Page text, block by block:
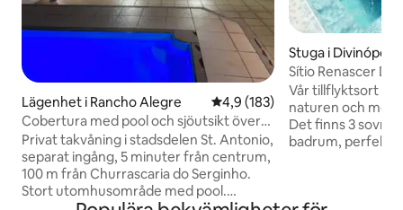
Lägenhet i Rancho Alegre 4,9 av 5 i genomsnittligt
4,9 (183)
Cobertura med pool och sjöutsikt över
Sidil
Privat takvåning i stadsdelen St. Antonio,
separat ingång, 5 minuter från centrum,
100 m från Churrascaria do Serginho.
Stort utomhusområde med pool.
Stuga i Divinópolis
Sítio Renascer
Fibra Optica
Vår tillflyktsort är
naturen och
Det finns 3
badrum, perfekt